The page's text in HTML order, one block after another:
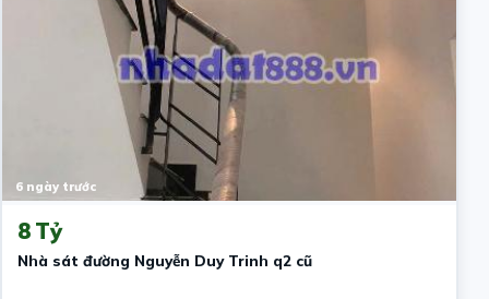
6 ngày trước
8 Tỷ
Nhà sát đường Nguyễn Duy Trinh q2 cũ